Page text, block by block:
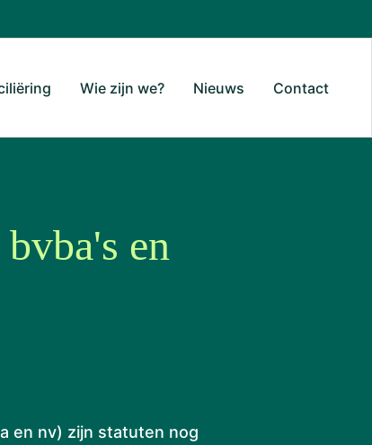
Wie zijn we? Nieuws Contact
en
en nv) zijn statuten nog